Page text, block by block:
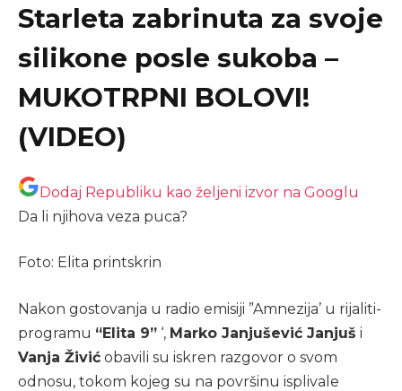
Starleta zabrinuta za svoje
silikone posle sukoba –
MUKOTRPNI BOLOVI!
(VIDEO)
Dodaj Republiku kao željeni izvor na Googlu
Da li njihova veza puca?
Foto: Elita printskrin
Nakon gostovanja u radio emisiji ”Amnezija’ u rijaliti-
programu “Elita 9” ‘, Marko Janjušević Janjuš i
Vanja Živić obavili su iskren razgovor o svom
odnosu, tokom kojeg su na površinu isplivale